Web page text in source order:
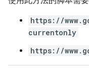
https://
currentonly
https://